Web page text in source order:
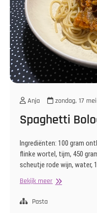
Anja zondag, 17
Spaghetti
Ingrediënten: 100 gram
flinke wortel, tijm, 450
scheutje rode wijn, water,
Bekijk meerSpaghetti
Pasta